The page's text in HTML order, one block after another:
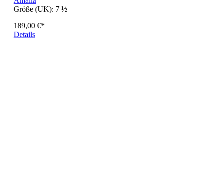
Größe (UK): 7 ½
189,00 €*
Details